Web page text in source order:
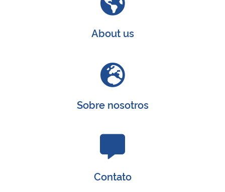
About us
Sobre nosotros
Contato